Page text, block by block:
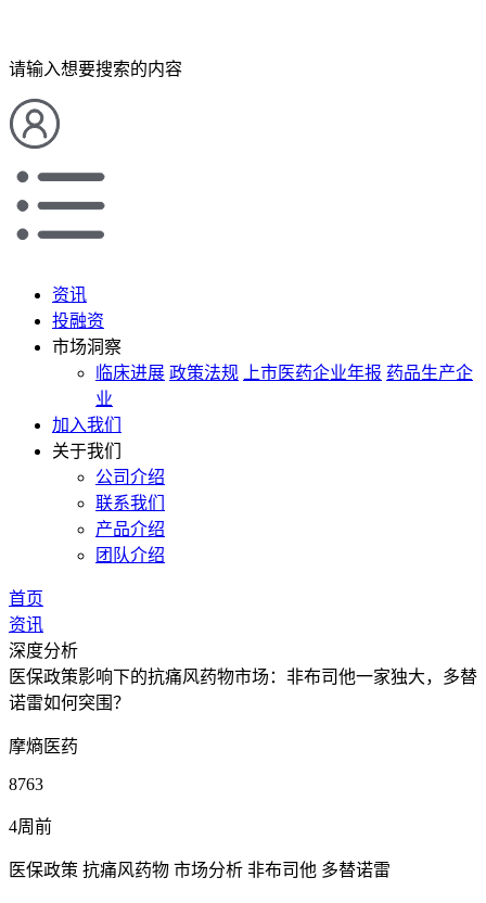
请输入想要搜索的内容
资讯
投融资
市场洞察
临床进展 政策法规 上市医药企业年报 药品生产企
业
加入我们
关于我们
公司介绍
联系我们
产品介绍
团队介绍
首页
资讯
深度分析
医保政策影响下的抗痛风药物市场：非布司他一家独大，多替
诺雷如何突围？
摩熵医药
8763
4周前
医保政策 抗痛风药物 市场分析 非布司他 多替诺雷